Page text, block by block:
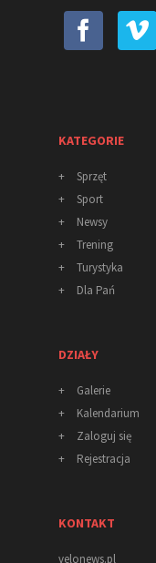
KATEGORIE
+
Sprzęt
+
Sport
+
Newsy
+
Trening
+
Turystyka
+
Dla Pań
DZIAŁY
+
Galerie
+
Kalendarium
+
Zaloguj się
+
Rejestracja
KONTAKT
velonews.pl